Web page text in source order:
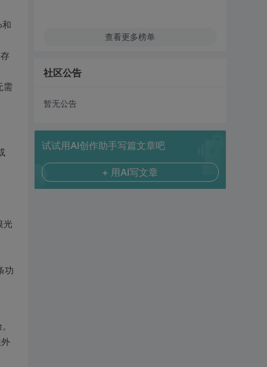
需
光
功
查看更多榜单
社区公告
暂无公告
试试用AI创作助手写篇文章吧
+ 用AI写文章